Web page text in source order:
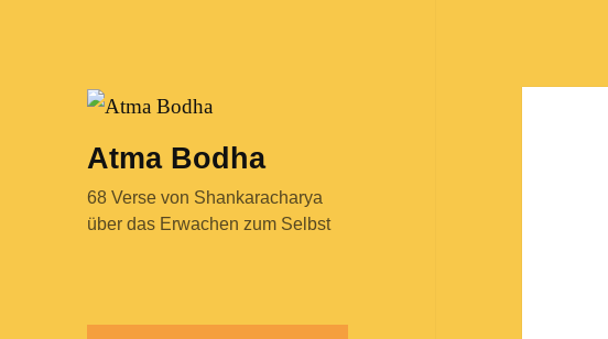
Atma Bodha
68 Verse von Shankaracharya
über das Erwachen zum Selbst